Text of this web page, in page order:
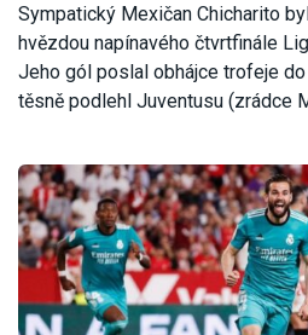
Sympatický Mexičan Chicharito
hvězdou napínavého čtvrtfinále
Jeho gól poslal obhájce trofeje
těsně podlehl Juventusu (zrádce